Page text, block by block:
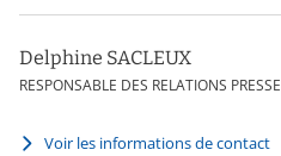
Delphine SACLEUX
RESPONSABLE DES RELATIONS PRESSE
Voir les informations de contact